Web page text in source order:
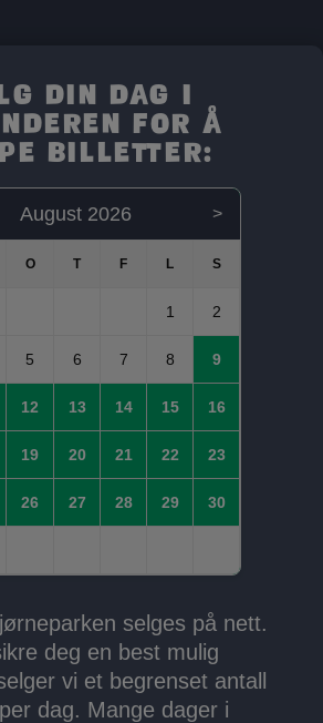
din dag i
for å
billetter:
August 2026 >
1 2
5 6 7 8 9
12 13 14 15 16
19 20 21 22 23
26 27 28 29 30
selges på nett.
deg en best mulig
vi et begrenset antall
dag. Mange dager i